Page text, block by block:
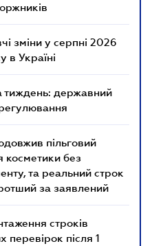
зміни у серпні 2026
в Україні
тиждень: державний
пільговий
косметики без
та реальний строк
за заявлений
строків
перевірок після 1